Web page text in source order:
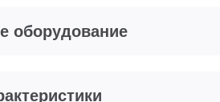
оборудование